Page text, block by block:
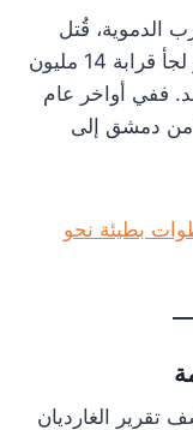
الدموية، قُتل
خلالها نحو 620 ألف شخص، وتشرد أو لجأ قرابة 14 مليون
ففي أواخر عام
من دمشق إلى
بطيئة نحو
الغارديان